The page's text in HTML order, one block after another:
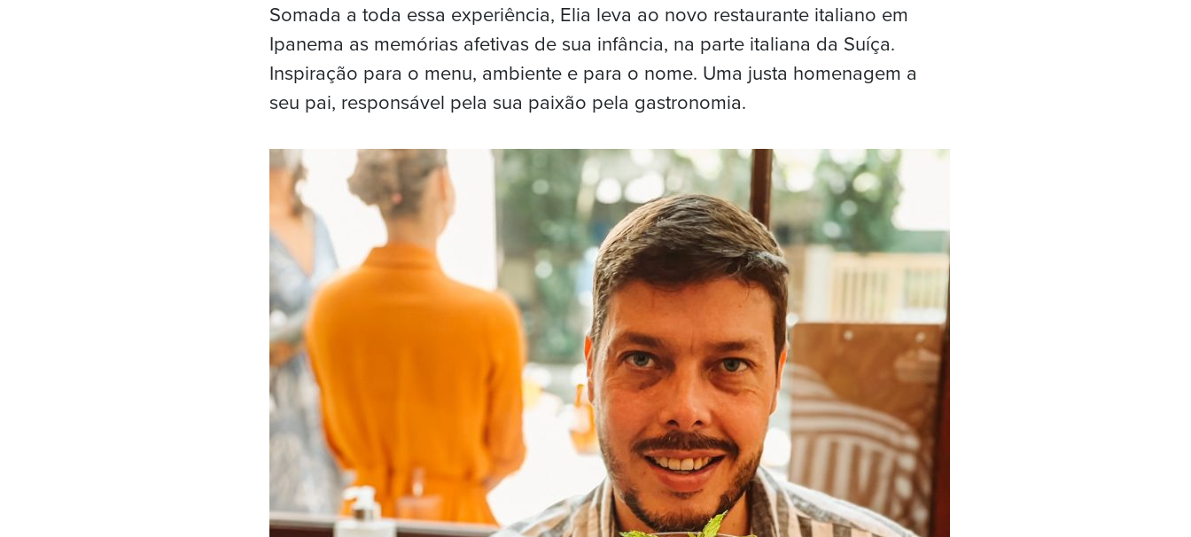
Somada a toda essa experiência, Elia leva ao novo restaurante italiano em
Ipanema as memórias afetivas de sua infância, na parte italiana da Suíça.
Inspiração para o menu, ambiente e para o nome. Uma justa homenagem a
seu pai, responsável pela sua paixão pela gastronomia.